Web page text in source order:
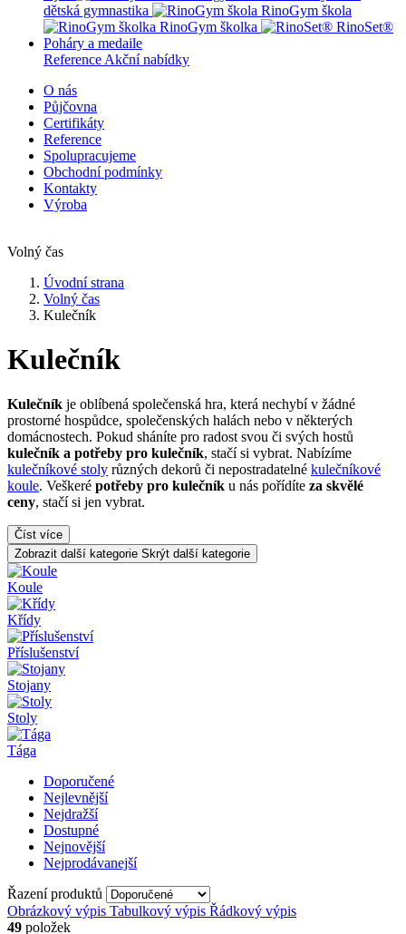
dětská gymnastika
RinoGym škola
RinoGym školka
RinoSet®
Poháry a medaile
Reference Akční nabídky
O nás
Půjčovna
Certifikáty
Reference
Spolupracujeme
Obchodní podmínky
Kontakty
Výroba
Volný čas
Úvodní strana
Volný čas
Kulečník
Kulečník
Kulečník je oblíbená společenská hra, která nechybí v žádné
prostorné hospůdce, společenských halách nebo v některých
domácnostech. Pokud sháníte pro radost svou či svých hostů
kulečník a potřeby pro kulečník, stačí si vybrat. Nabízíme
kulečníkové stoly různých dekorů či nepostradatelné kulečníkové
koule. Veškeré potřeby pro kulečník u nás pořídíte za skvělé
ceny, stačí si jen vybrat.
Číst více
Zobrazit další kategorie Skrýt další kategorie
Koule
Křídy
Příslušenství
Stojany
Stoly
Tága
Doporučené
Nejlevnější
Nejdražší
Dostupné
Nejnovější
Nejprodávanejší
Řazení produktů
Obrázkový výpis Tabulkový výpis Řádkový výpis
49 položek